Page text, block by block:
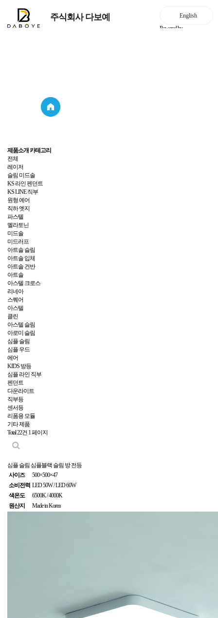
주식회사 다보예
Powered by
제품소개 카테고리
전체
레이저
슬림 미드솔
KS 라인 펜던트
KS LINE 직부
원형 에어
직하 엣지
파스텔
멜라토닌
미드솔
미드러프
아트솔 슬림
아트솔 입체
아트솔 건반
아트솔
아스텔 크로스
리네아
스퀘어
아스텔
클린
아스텔 슬림
아로미 슬림
심플 슬림
심플 우드
에어
KIDS 방등
심플 라인 직부
펜던트
다운라이트
직부등
센서등
리폼용 모듈
기타 제품
Total 22건 1 페이지
심플 슬림 심플블랙 슬림 방 전등
사이즈
500×500×47
소비전력 LED 50W / LED 60W
색온도
6500K / 4000K
원산지
Made in Korea